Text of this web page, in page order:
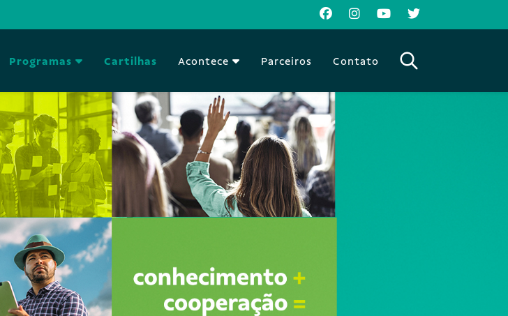
Programas Cartilhas Acontece Parceiros Contato